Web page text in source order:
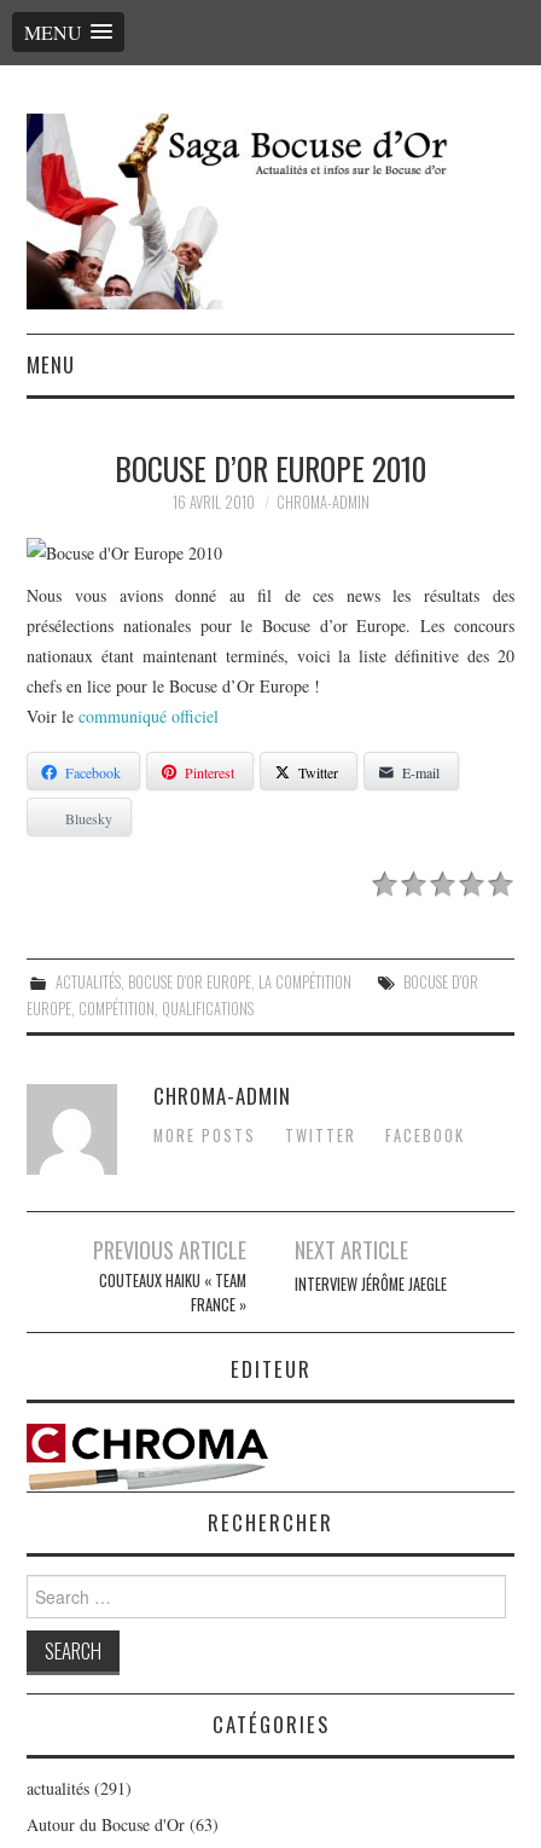
MENU
MENU
LE PALMARÈS, LES CHEFS
PHOTOS
SAGA BOCUSE D’OR ?
VIDÉOS
BOCUSE D’OR EUROPE 2010
16 AVRIL 2010 CHROMA-ADMIN
Nous vous avions donné au fil de ces news les résultats des
présélections nationales pour le Bocuse d’or Europe. Les concours
nationaux étant maintenant terminés, voici la liste définitive des 20
chefs en lice pour le Bocuse d’Or Europe !
Voir lecommuniqué officiel
Facebook Pinterest Twitter E-mail
Bluesky
ACTUALITÉS, BOCUSE D'OR EUROPE, LA COMPÉTITION
BOCUSE D'OR
EUROPE, COMPÉTITION, QUALIFICATIONS
CHROMA-ADMIN
MORE POSTS TWITTER FACEBOOK
navigation
PREVIOUS ARTICLE
COUTEAUX HAIKU « TEAM
FRANCE »
NEXT ARTICLE
INTERVIEW JÉRÔME JAEGLE
EDITEUR
RECHERCHER
Search
for:
CATÉGORIES
actualités (291)
Autour du Bocuse d'Or (63)